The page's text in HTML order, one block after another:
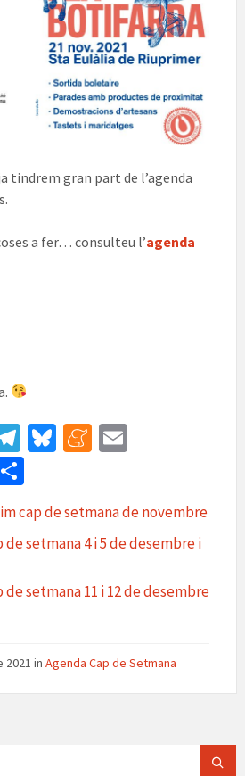
tindrem gran part de l’agenda
a fer… consulteu l’agenda
Te
le
gr
a
m
Bl
ky
M
ea
m
e
l
m
p
ar
cap de setmana de novembre
setmana 4 i 5 de desembre i
setmana 11 i 12 de desembre
2021 in Agenda Cap de Setmana